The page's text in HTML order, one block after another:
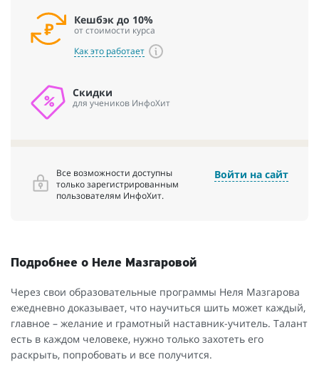
Кешбэк до 10%
от стоимости курса
Как это работает
Скидки
для учеников ИнфоХит
Все возможности доступны
только зарегистрированным
пользователям ИнфоХит.
Войти на сайт
Подробнее о Неле Мазгаровой
Через свои образовательные программы Неля Мазгарова
ежедневно доказывает, что научиться шить может каждый,
главное – желание и грамотный наставник-учитель. Талант
есть в каждом человеке, нужно только захотеть его
раскрыть, попробовать и все получится.